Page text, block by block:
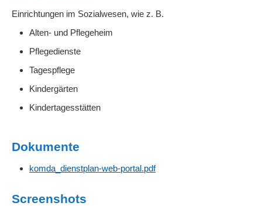
Einrichtungen im Sozialwesen, wie z. B.
Alten- und Pflegeheim
Pflegedienste
Tagespflege
Kindergärten
Kindertagesstätten
Dokumente
komda_dienstplan-web-portal.pdf
Screenshots